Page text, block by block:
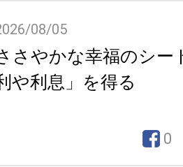
08/05
さやかな幸福のシー
や利息」を得る
0